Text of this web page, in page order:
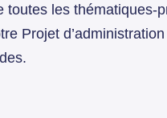
toutes les thématiques-
Projet